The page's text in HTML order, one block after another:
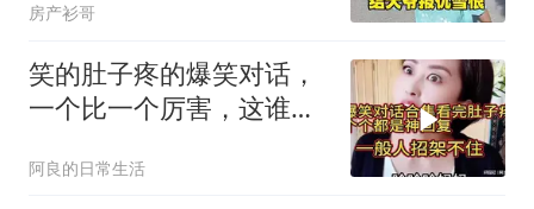
房产衫哥
笑的肚子疼的爆笑对话，
一个比一个厉害，这谁招
阿良的日常生活